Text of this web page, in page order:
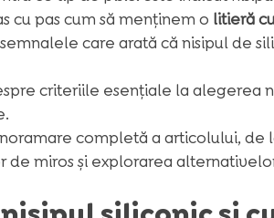
cu pas cum să menținem o litieră
care arată că nisipul de
criteriile esențiale la alegerea
completă a articolului, de
de miros și explorarea